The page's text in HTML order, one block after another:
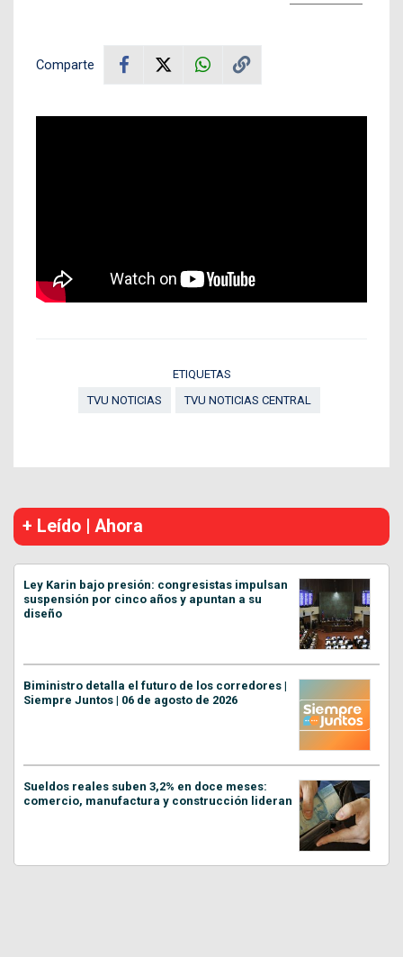
Comparte
ETIQUETAS
TVU NOTICIAS
TVU NOTICIAS CENTRAL
+ Leído | Ahora
Ley Karin bajo presión: congresistas impulsan
suspensión por cinco años y apuntan a su
diseño
Biministro detalla el futuro de los corredores |
Siempre Juntos | 06 de agosto de 2026
Sueldos reales suben 3,2% en doce meses:
comercio, manufactura y construcción lideran